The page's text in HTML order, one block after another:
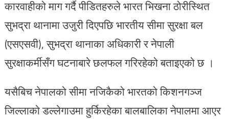
कारवाहीको माग गर्दै पीडितहरुले भारत भिखना ठोरीस्थित
सुभद्रा थानामा उजुरी दिएपछि भारतीय सीमा सुरक्षा बल
(एसएसवी), सुभद्रा थानाका अधिकारी र नेपाली
सुरक्षाकर्मीसँग घटनाबारे छलफल गरिरहेको बताइएको छ ।
यसैबिच नेपालको सीमा नजिकैको भारतको किशनगञ्ज
जिल्लाको डल्लेगाउमा हुर्किरहेका बालबालिका नेपालमा आएर